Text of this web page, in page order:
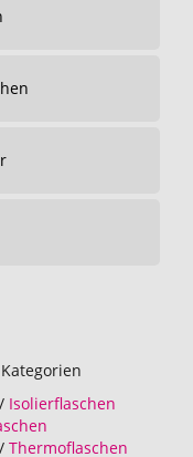
/ Isolierflaschen
/ Thermoflaschen